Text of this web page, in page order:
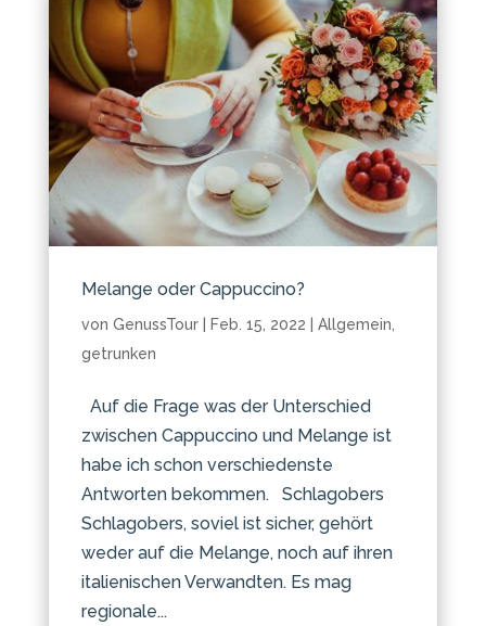
Melange oder Cappuccino?
von GenussTour| Feb. 15, 2022 Allgemein
getrunken
Auf die Frage was der Unterschied
zwischen Cappuccino und Melange ist
habe ich schon verschiedenste
Antworten bekommen. Schlagobers
Schlagobers, soviel ist sicher, gehört
weder auf die Melange, noch auf ihren
italienischen Verwandten. Es mag
regionale...